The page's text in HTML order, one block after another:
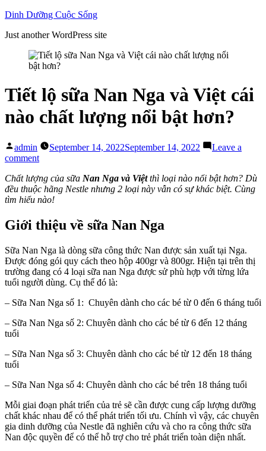
Skip
content
Dinh Dưỡng Cuộc Sống
Just another WordPress site
Tiết lộ sữa Nan Nga và Việt cái
nào chất lượng nổi bật hơn?
Posted
by
admin September 14, 2022September 14, 2022
Leave a
commenton
lộ
sữa
Nan
và
Việt
nào
chất
lượng
nổi
hơn?
Chất lượng của sữa Nan Nga và Việtthì loại nào nổi bật hơn? Dù
đều thuộc hãng Nestle nhưng 2 loại này vẫn có sự khác biệt. Cùng
tìm hiểu nào!
Giới thiệu về sữa Nan Nga
Sữa Nan Nga là dòng sữa công thức Nan được sản xuất tại Nga.
Được đóng gói quy cách theo hộp 400gr và 800gr. Hiện tại trên thị
trường đang có 4 loại sữa nan Nga được sử phù hợp với từng lứa
tuổi người dùng. Cụ thể đó là:
– Sữa Nan Nga số 1: Chuyên dành cho các bé từ 0 đến 6 tháng tuổi
– Sữa Nan Nga số 2: Chuyên dành cho các bé từ 6 đến 12 tháng
tuổi
– Sữa Nan Nga số 3: Chuyên dành cho các bé từ 12 đến 18 tháng
tuổi
– Sữa Nan Nga số 4: Chuyên dành cho các bé trên 18 tháng tuổi
Mỗi giai đoạn phát triển của trẻ sẽ cần được cung cấp lượng dưỡng
chất khác nhau để có thể phát triển tối ưu. Chính vì vậy, các chuyên
gia dinh dưỡng của Nestle đã nghiên cứu và cho ra công thức sữa
Nan độc quyền để có thể hỗ trợ cho trẻ phát triển toàn diện nhất.